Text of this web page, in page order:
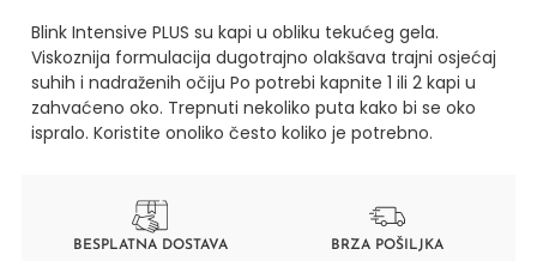
Blink Intensive PLUS su kapi u obliku tekućeg gela.
Viskoznija formulacija dugotrajno olakšava trajni osjećaj
suhih i nadraženih očiju Po potrebi kapnite 1 ili 2 kapi u
zahvaćeno oko. Trepnuti nekoliko puta kako bi se oko
ispralo. Koristite onoliko često koliko je potrebno.
BESPLATNA DOSTAVA BRZA POŠILJKA